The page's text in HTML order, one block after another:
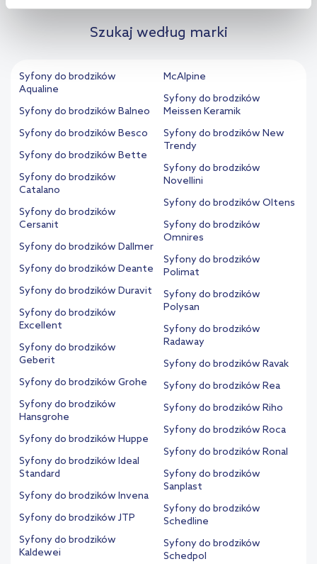
kliknij „Ustawienia plików cookie”.Jeśli chcesz uzyskać więcej
przejdź do zakładek „Informacje o plikach cookie”.
Szukaj według marki
Syfony do brodzików
Aqualine
Syfony do brodzików Balneo
Syfony do brodzików Besco
Syfony do brodzików Bette
Syfony do brodzików
Catalano
Syfony do brodzików
Cersanit
Syfony do brodzików Dallmer
Syfony do brodzików Deante
Syfony do brodzików Duravit
Syfony do brodzików
Excellent
Syfony do brodzików
Geberit
Syfony do brodzików Grohe
Syfony do brodzików
Hansgrohe
Syfony do brodzików Huppe
Syfony do brodzików Ideal
Standard
Syfony do brodzików Invena
Syfony do brodzików JTP
Syfony do brodzików
Kaldewei
McAlpine
Syfony do brodzików
Meissen Keramik
Syfony do brodzików New
Trendy
Syfony do brodzików
Novellini
Syfony do brodzików Oltens
Syfony do brodzików
Omnires
Syfony do brodzików
Polimat
Syfony do brodzików
Polysan
Syfony do brodzików
Radaway
Syfony do brodzików Ravak
Syfony do brodzików Rea
Syfony do brodzików Riho
Syfony do brodzików Roca
Syfony do brodzików Ronal
Syfony do brodzików
Sanplast
Syfony do brodzików
Schedline
Syfony do brodzików
Schedpol